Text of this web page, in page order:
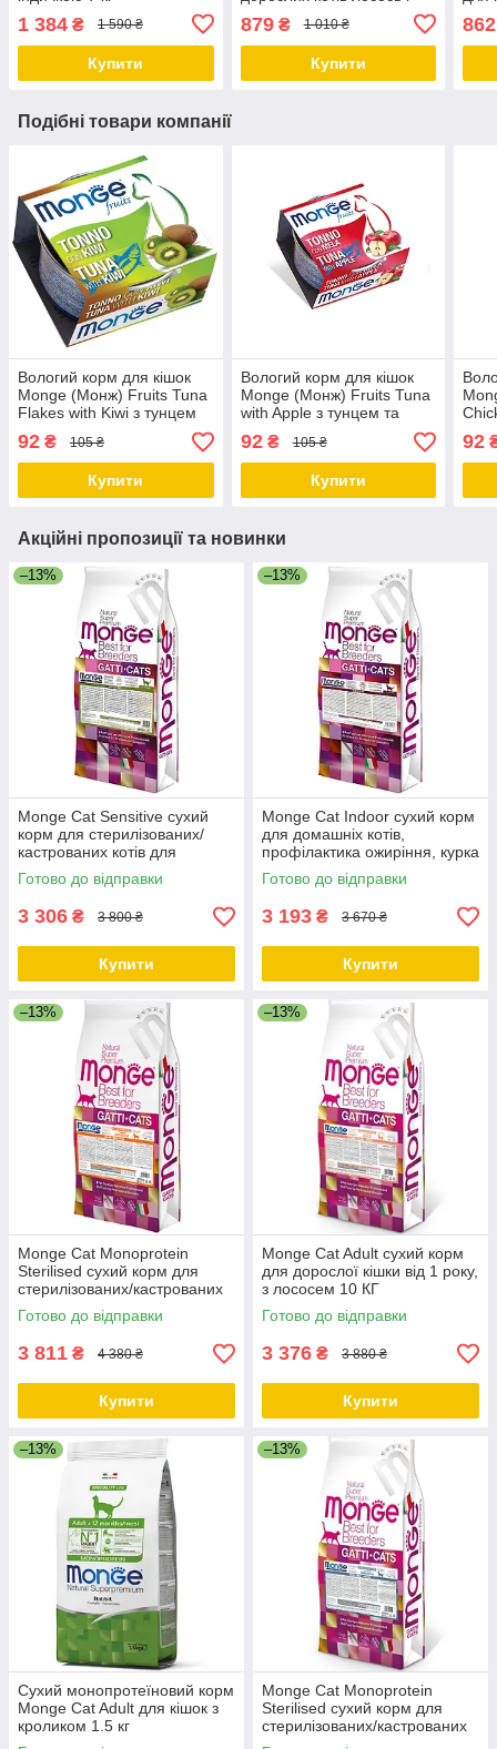
1 384 ₴ 1 590 ₴
Купити
879₴ 1 010 ₴
Купити
862
Подібні товари компанії
Вологий корм для кішок
Monge (Монж) Fruits Tuna
Flakes with Kiwi з тунцем
та ківі 80 гр
92 ₴ 105 ₴
Купити
Вологий корм для кішок
Monge (Монж) Fruits Tuna
with Apple з тунцем та
яблуком 80 гр
92₴ 105 ₴
Купити
та
92
Акційні пропозиції та новинки
–13%
Monge Cat Sensitive сухий
корм для стерилізованих/
кастрованих котів для
травлення, курка 10 КГ
Готово до відправки
3 306 ₴ 3 800 ₴
Купити
–13%
Monge Cat Indoor сухий корм
для домашніх котів,
профілактика ожиріння, курка
10 КГ
Готово до відправки
3 193 ₴ 3 670 ₴
Купити
–13%
Monge Cat Monoprotein
Sterilised сухий корм для
стерилізованих/кастрованих
кішок з качкою 10 КГ
Готово до відправки
3 811 ₴ 4 380 ₴
Купити
–13%
Monge Cat Adult сухий корм
для дорослої кішки від 1 року,
з лососем 10 КГ
Готово до відправки
3 376 ₴ 3 880 ₴
Купити
–13%
Сухий монопротеїновий корм
Monge Cat Adult для кішок з
кроликом 1.5 кг
–13%
Monge Cat Monoprotein
Sterilised сухий корм для
стерилізованих/кастрованих
котів із фореллю 10 КГ